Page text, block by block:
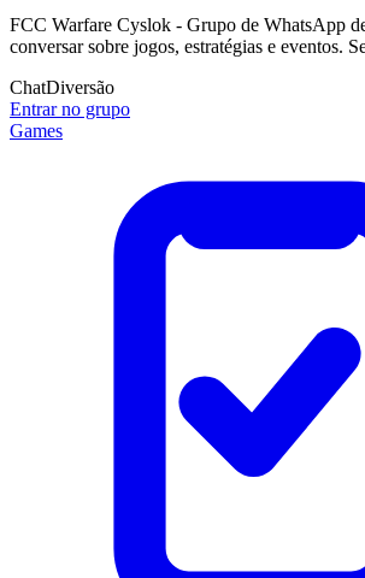
FCC Warfare Cyslok - Grupo de WhatsApp
conversar sobre jogos, estratégias e eventos.
ChatDiversão
Entrar no grupo
Games